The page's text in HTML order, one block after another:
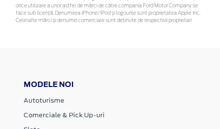
orice utilizare a unor astfel de mărci de către compania Ford Motor Company se
face sub licență. Denumirea iPhone/iPod și logourile sunt proprietatea Apple Inc.
Celelalte mărci și denumiri comerciale sunt deținute de respectivii proprietari
MODELE NOI
Autoturisme
Comerciale & Pick Up-uri